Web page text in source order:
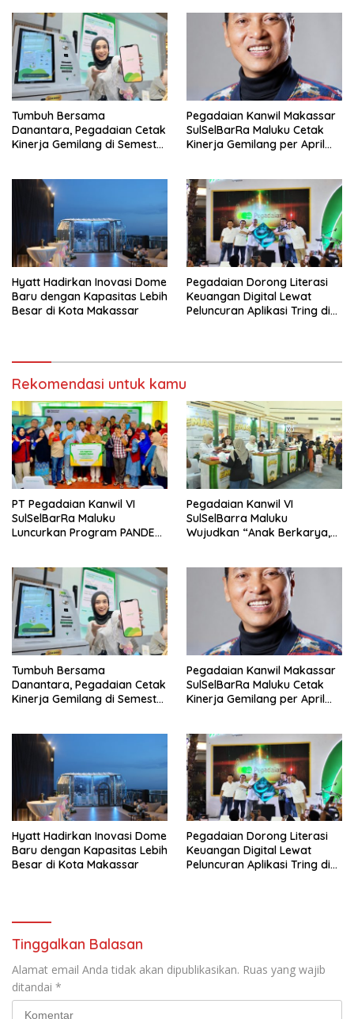
Tumbuh Bersama
Danantara, Pegadaian Cetak
Kinerja Gemilang di Semester
Pegadaian Kanwil Makassar
SulSelBarRa Maluku Cetak
Kinerja Gemilang per April
Emas
Hyatt Hadirkan Inovasi Dome
Baru dengan Kapasitas Lebih
Besar di Kota Makassar
Pegadaian Dorong Literasi
Keuangan Digital Lewat
Peluncuran Aplikasi Tring di
Rekomendasi untuk kamu
PT Pegadaian Kanwil VI
SulSelBarRa Maluku
Luncurkan Program PANDE
Pegadaian Kanwil VI
SulSelBarra Maluku
Wujudkan “Anak Berkarya,
Tumbuh Bersama
Danantara, Pegadaian Cetak
Kinerja Gemilang di Semester
Pegadaian Kanwil Makassar
SulSelBarRa Maluku Cetak
Kinerja Gemilang per April
Emas
Hyatt Hadirkan Inovasi Dome
Baru dengan Kapasitas Lebih
Besar di Kota Makassar
Pegadaian Dorong Literasi
Keuangan Digital Lewat
Peluncuran Aplikasi Tring di
Tinggalkan Balasan
Alamat email Anda tidak akan dipublikasikan. Ruas yang wajib
ditandai *